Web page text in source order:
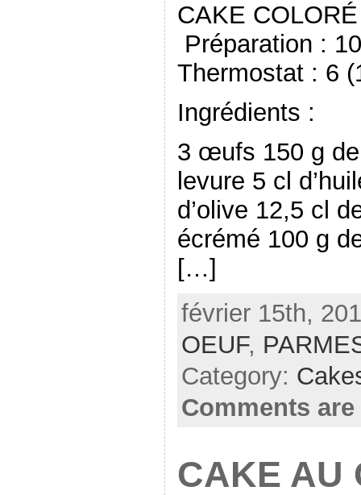
CAKE
Préparation :
Thermostat : 6
Ingrédients :
3 œufs 150 g
levure 5 cl
d’olive 12,5 cl
écrémé 100 g
[…]
février 15th,
OEUF,
Category:
Comments
CAKE AU